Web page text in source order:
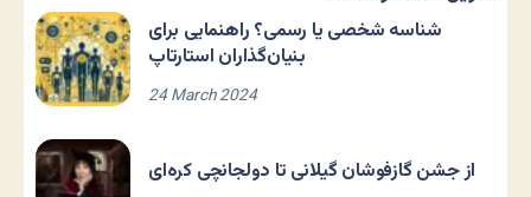
شناسه شخصی یا رسمی؟ راهنمایی برای
بنیان‌گذاران استارتاپ
24 March 2024
از جشن گازفوشان گیلانی تا دولجانچی کره‌ای